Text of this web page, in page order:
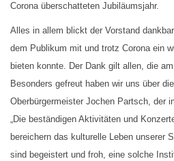
Corona überschatteten Jubiläumsjahr.
Alles in allem blickt der Vorstand
dem Publikum mit und trotz Corona ein
bieten konnte. Der Dank gilt allen, die
Besonders gefreut haben wir uns über
Oberbürgermeister Jochen Partsch, der
„Die beständigen Aktivitäten und
bereichern das kulturelle Leben unserer
sind begeistert und froh, eine solche